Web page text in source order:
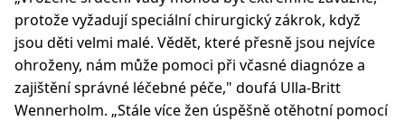
protože vyžadují speciální chirurgický zákrok, když
jsou děti velmi malé. Vědět, které přesně jsou nejvíce
ohroženy, nám může pomoci při včasné diagnóze a
zajištění správné léčebné péče," doufá Ulla-Britt
Wennerholm. „Stále více žen úspěšně otěhotní pomocí